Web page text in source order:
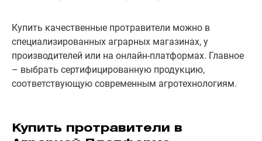
Купить качественные протравители можно в
специализированных аграрных магазинах, у
производителей или на онлайн-платформах. Главное
– выбрать сертифицированную продукцию,
соответствующую современным агротехнологиям.
Купить протравители в